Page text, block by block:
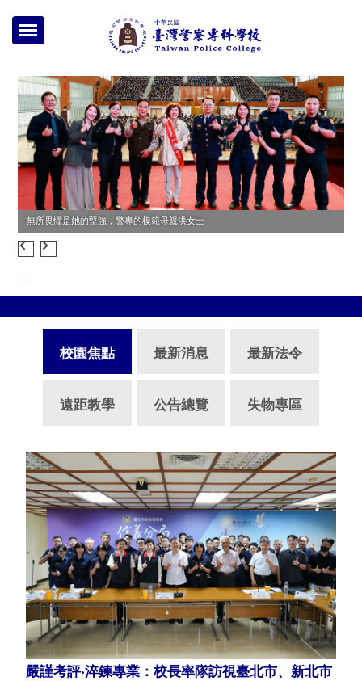
主
內
容
區
20260331為愛行動戒菸就贏記者會
:::
校園焦點 最新消息 最新法令
遠距教學 公告總覽 失物專區
嚴謹考評‧淬鍊專業：校長率隊訪視臺北市、新北市